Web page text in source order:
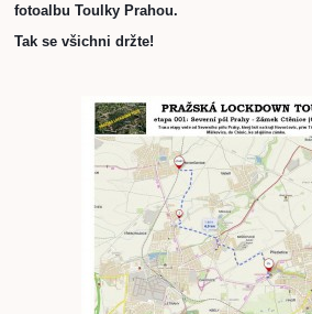
fotoalbu Toulky Prahou.
Tak se všichni držte!